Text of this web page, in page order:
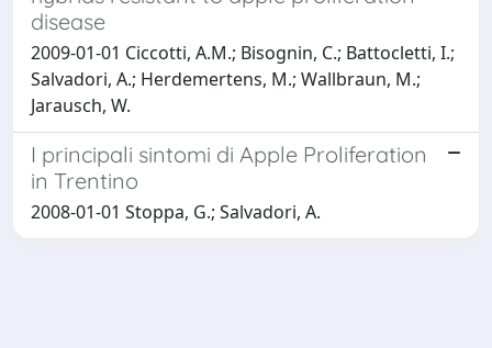
disease
2009-01-01 Ciccotti, A.M.; Bisognin, C.; Battocletti, I.;
Salvadori, A.; Herdemertens, M.; Wallbraun, M.;
Jarausch, W.
I principali sintomi di Apple Proliferation
in Trentino
2008-01-01 Stoppa, G.; Salvadori, A.